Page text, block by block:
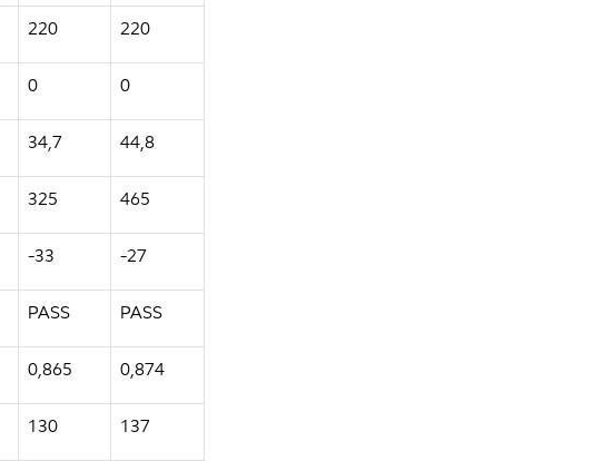
220 220
0 0
34,7 44,8
325 465
-33 -27
PASS PASS
0,865 0,874
130 137